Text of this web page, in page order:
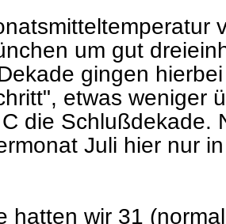
um gut
gingen
etwas weniger
die Schlußdekade.
Juli hier nur
hatten wir 31